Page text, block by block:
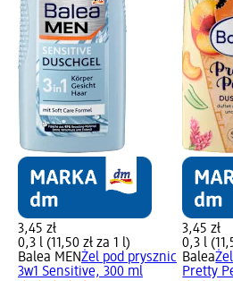
3,45 zł
0,3 l (11,50 zł za 1 l)
Balea MENŻel pod prysznic
3w1 Sensitive, 300 ml
3,45 zł
0,3 l
Balea
Pretty